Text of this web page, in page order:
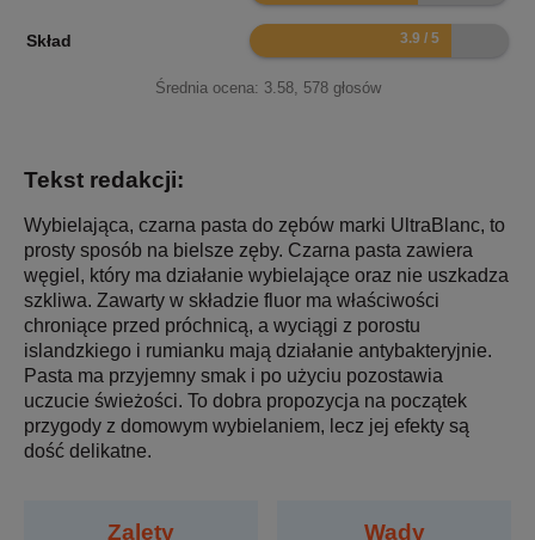
Skład 7.8
Średnia ocena: 3.58, 578głosów
Tekst redakcji:
Wybielająca, czarna pasta do zębów marki UltraBlanc, to
prosty sposób na bielsze zęby. Czarna pasta zawiera
węgiel, który ma działanie wybielające oraz nie uszkadza
szkliwa. Zawarty w składzie fluor ma właściwości
chroniące przed próchnicą, a wyciągi z porostu
islandzkiego i rumianku mają działanie antybakteryjnie.
Pasta ma przyjemny smak i po użyciu pozostawia
uczucie świeżości. To dobra propozycja na początek
przygody z domowym wybielaniem, lecz jej efekty są
dość delikatne.
Zalety Wady